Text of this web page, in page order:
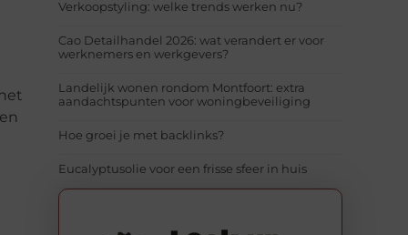
Verkoopstyling: welke trends werken nu?
Cao Detailhandel 2026: wat verandert er voor
werknemers en werkgevers?
Landelijk wonen rondom Montfoort: extra
aandachtspunten voor woningbeveiliging
Hoe groei je met backlinks?
Eucalyptusolie voor een frisse sfeer in huis